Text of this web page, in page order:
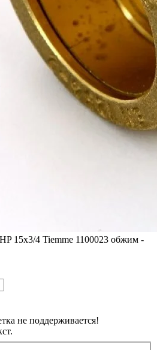
15x3/4 Tiemme 1100023 обжим -
не поддерживается!